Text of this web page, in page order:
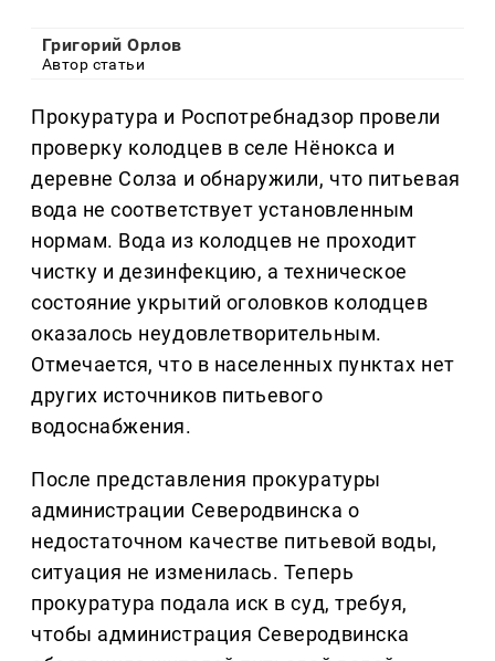
Григорий Орлов
Автор статьи
Прокуратура и Роспотребнадзор провели
проверку колодцев в селе Нёнокса и
деревне Солза и обнаружили, что питьевая
вода не соответствует установленным
нормам. Вода из колодцев не проходит
чистку и дезинфекцию, а техническое
состояние укрытий оголовков колодцев
оказалось неудовлетворительным.
Отмечается, что в населенных пунктах нет
других источников питьевого
водоснабжения.
После представления прокуратуры
администрации Северодвинска о
недостаточном качестве питьевой воды,
ситуация не изменилась. Теперь
прокуратура подала иск в суд, требуя,
чтобы администрация Северодвинска